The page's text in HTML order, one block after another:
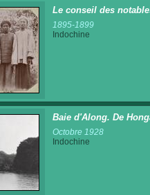
Le conseil des
1895-1899
Indochine
Baie d'Along. De
Octobre 1928
Indochine